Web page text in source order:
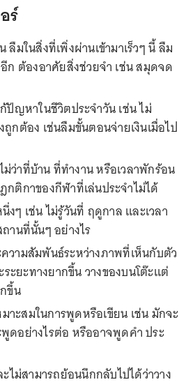
ร์
มในสิ่งที่เพิ่งผ่านเข้ามาเร็วๆ นี้ ลืม
ต้องอาศัยสิ่งช่วยจำ เช่น สมุดจด
ปัญหาในชีวิตประจำวัน เช่น ไม่
กต้อง เช่นลืมขั้นตอนจ่ายเงินเมื่อไป
ว่าที่บ้าน ที่ทำงาน หรือเวลาพักร้อน
กติกาของกีฬาที่เล่นประจำไม่ได้
ๆ เช่น ไม่รู้วันที่ ฤดูกาล และเวลา
านที่นั้นๆ อย่างไร
วามสัมพันธ์ระหว่างภาพที่เห็นกับตัว
ะยะทางยากขึ้น วางของบนโต๊ะแต่
ขึ้น
ะสมในการพูดหรือเขียน เช่น มักจะ
ดอย่างไรต่อ หรืออาจพูดคำ ประ
ไม่สามารถย้อนนึกกลับไปได้ว่าวาง